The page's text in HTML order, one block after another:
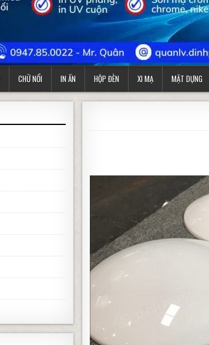
CHỮ NỔI IN ẤN HỘP ĐÈN XI MẠ MẶT DỰNG